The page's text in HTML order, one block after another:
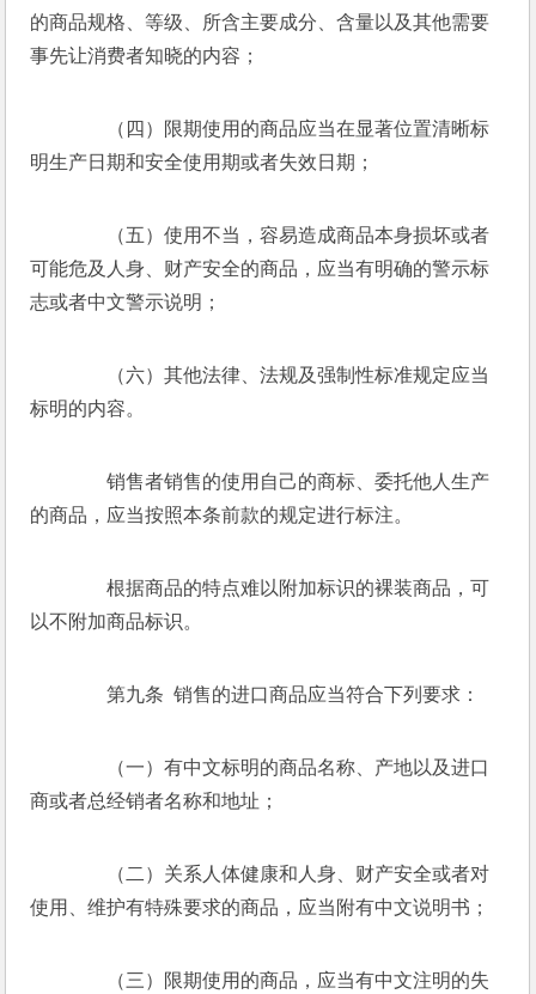
的商品规格、等级、所含主要成分、含量以及其他需要
事先让消费者知晓的内容；
（四）限期使用的商品应当在显著位置清晰标
明生产日期和安全使用期或者失效日期；
（五）使用不当，容易造成商品本身损坏或者
可能危及人身、财产安全的商品，应当有明确的警示标
志或者中文警示说明；
（六）其他法律、法规及强制性标准规定应当
标明的内容。
销售者销售的使用自己的商标、委托他人生产
的商品，应当按照本条前款的规定进行标注。
根据商品的特点难以附加标识的裸装商品，可
以不附加商品标识。
第九条  销售的进口商品应当符合下列要求：
（一）有中文标明的商品名称、产地以及进口
商或者总经销者名称和地址；
（二）关系人体健康和人身、财产安全或者对
使用、维护有特殊要求的商品，应当附有中文说明书；
（三）限期使用的商品，应当有中文注明的失